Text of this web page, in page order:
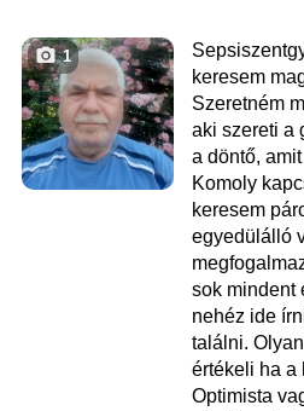
1
keresem
Szeretném
aki szereti a
a döntő,
Komoly
keresem
egyedülálló
sok mindent
nehéz ide
találni.
értékeli ha a
Optimista